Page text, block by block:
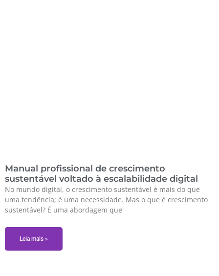
Manual profissional de crescimento
sustentável voltado à escalabilidade digital
No mundo digital, o crescimento sustentável é mais do que
uma tendência; é uma necessidade. Mas o que é crescimento
sustentável? É uma abordagem que
Leia mais »